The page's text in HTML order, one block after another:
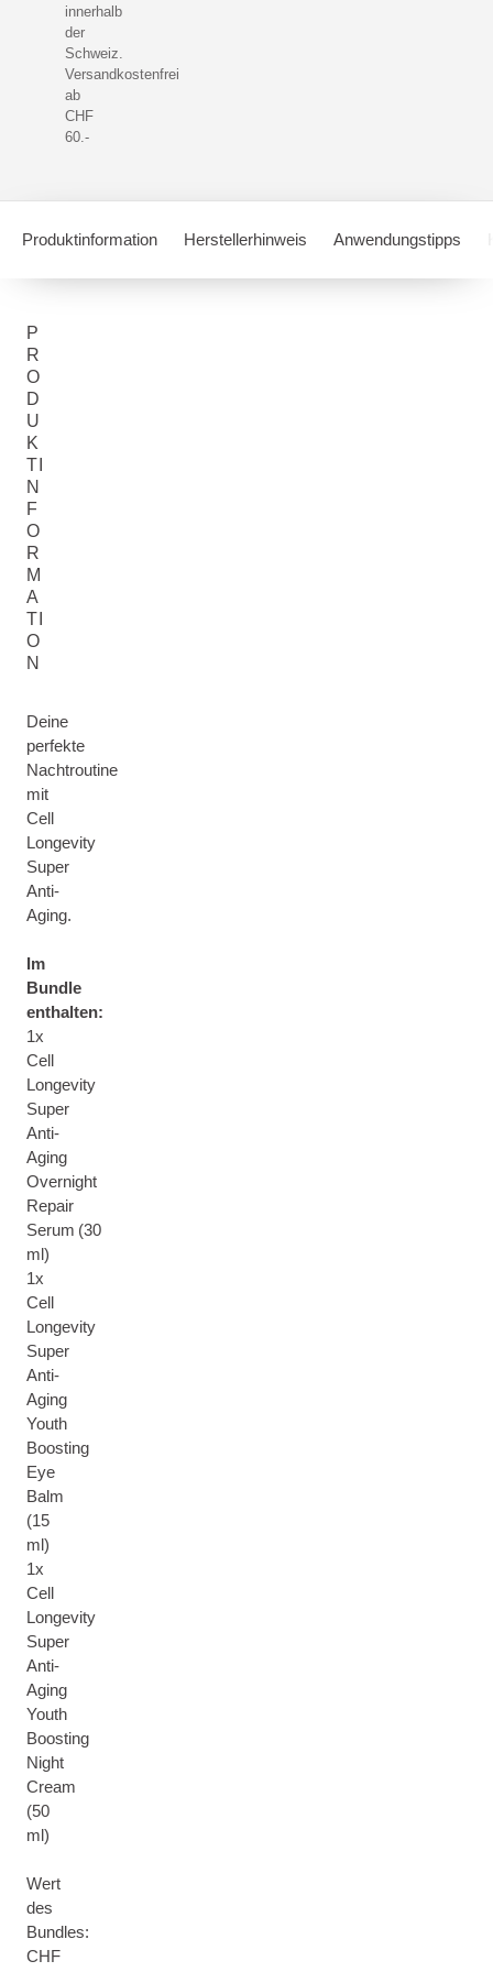
innerhalb
der
Schweiz.
Versandkostenfrei
ab
CHF
60.-
Produktinformation Herstellerhinweis Anwendungstipps
P
R
O
D
U
K
TI
N
F
O
R
M
A
TI
O
N
Deine
perfekte
Nachtroutine
mit
Cell
Longevity
Super
Anti-
Aging.
Im
Bundle
enthalten:
1x
Cell
Longevity
Super
Anti-
Aging
Overnight
Repair
Serum (30
ml)
1x
Cell
Longevity
Super
Anti-
Aging
Youth
Boosting
Eye
Balm
(15
ml)
1x
Cell
Longevity
Super
Anti-
Aging
Youth
Boosting
Night
Cream
(50
ml)
Wert
des
Bundles:
CHF